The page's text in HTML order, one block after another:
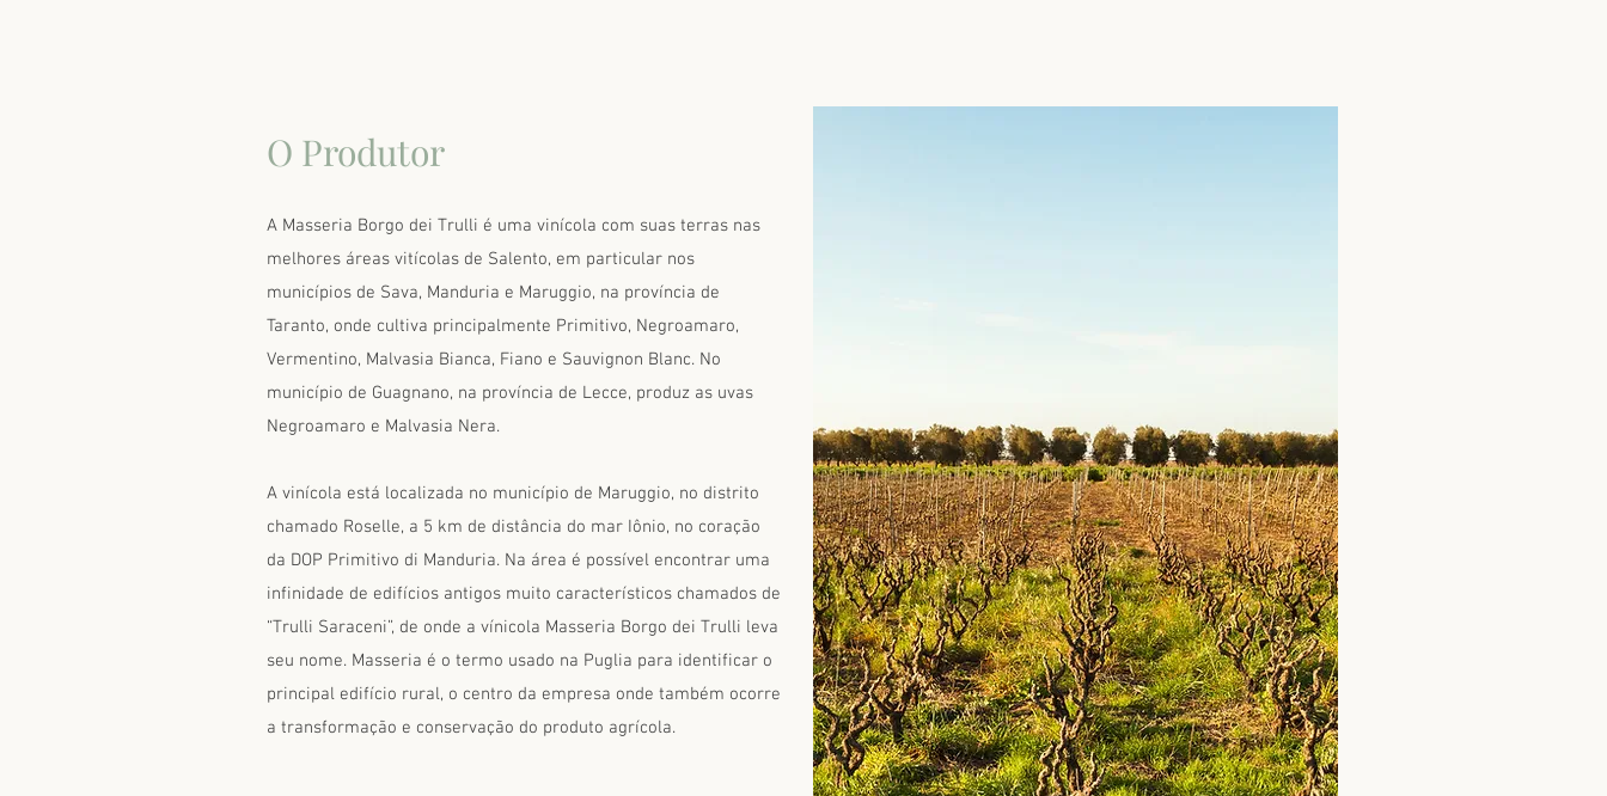
O Produtor
A Masseria Borgo dei Trulli é uma vinícola com suas terras nas
melhores áreas vitícolas de Salento, em particular nos
municípios de Sava, Manduria e Maruggio, na província de
Taranto, onde cultiva principalmente Primitivo, Negroamaro,
Vermentino, Malvasia Bianca, Fiano e Sauvignon Blanc. No
município de Guagnano, na província de Lecce, produz as uvas
Negroamaro e Malvasia Nera.
A vinícola está localizada no município de Maruggio, no distrito
chamado Roselle, a 5 km de distância do mar Iônio, no coração
da DOP Primitivo di Manduria. Na área é possível encontrar uma
infinidade de edifícios antigos muito característicos chamados de
“Trulli Saraceni”, de onde a vínicola Masseria Borgo dei Trulli leva
seu nome. Masseria é o termo usado na Puglia para identificar o
principal edifício rural, o centro da empresa onde também ocorre
a transformação e conservação do produto agrícola.